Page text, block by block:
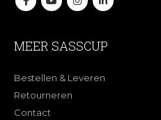
MEER SASSCUP
Bestellen & Leveren
Retourneren
Contact